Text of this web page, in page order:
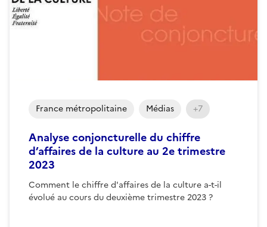
Analyse conjoncturelle du chiffre
d’affaires de la culture au 2e trimestre
2023
Comment le chiffre d'affaires de la culture a-t-il
évolué au cours du deuxième trimestre 2023 ?
France métropolitaine Médias +7